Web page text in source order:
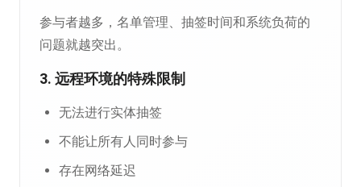
参与者越多，名单管理、抽签时间和系统负荷的
问题就越突出。
3. 远程环境的特殊限制
无法进行实体抽签
不能让所有人同时参与
存在网络延迟